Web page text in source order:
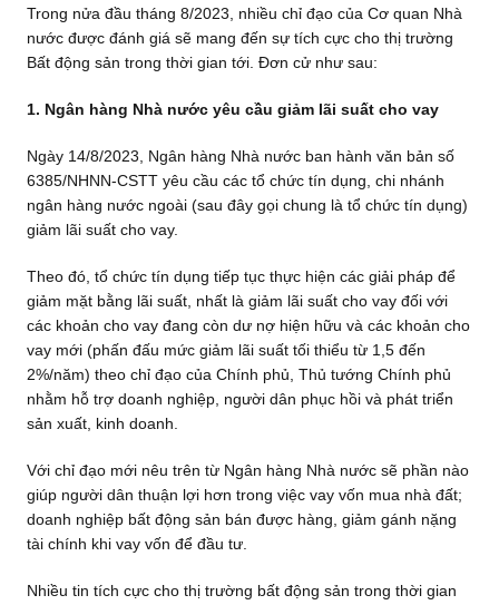
Trong nửa đầu tháng 8/2023, nhiều chỉ đạo của Cơ quan Nhà
nước được đánh giá sẽ mang đến sự tích cực cho thị trường
Bất động sản trong thời gian tới. Đơn cử như sau:
1. Ngân hàng Nhà nước yêu cầu giảm lãi suất cho vay
Ngày 14/8/2023, Ngân hàng Nhà nước ban hành văn bản số
6385/NHNN-CSTT yêu cầu các tổ chức tín dụng, chi nhánh
ngân hàng nước ngoài (sau đây gọi chung là tổ chức tín dụng)
giảm lãi suất cho vay.
Theo đó, tổ chức tín dụng tiếp tục thực hiện các giải pháp để
giảm mặt bằng lãi suất, nhất là giảm lãi suất cho vay đối với
các khoản cho vay đang còn dư nợ hiện hữu và các khoản cho
vay mới (phấn đấu mức giảm lãi suất tối thiểu từ 1,5 đến
2%/năm) theo chỉ đạo của Chính phủ, Thủ tướng Chính phủ
nhằm hỗ trợ doanh nghiệp, người dân phục hồi và phát triển
sản xuất, kinh doanh.
Với chỉ đạo mới nêu trên từ Ngân hàng Nhà nước sẽ phần nào
giúp người dân thuận lợi hơn trong việc vay vốn mua nhà đất;
doanh nghiệp bất động sản bán được hàng, giảm gánh nặng
tài chính khi vay vốn để đầu tư.
Nhiều tin tích cực cho thị trường bất động sản trong thời gian